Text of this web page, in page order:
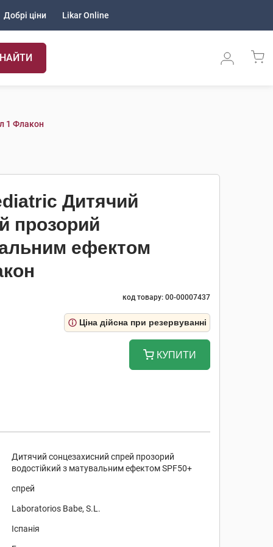
Добрі ціни Likar Online
1 Флакон
Дитячий
прозорий
ефектом
код товару: 00-00007437
Ціна дійсна при резервуванні
КУПИТИ
Дитячий сонцезахисний спрей прозорий
водостійкий з матувальним ефектом SPF50+
спрей
Laboratorios Babe, S.L.
Іспанія